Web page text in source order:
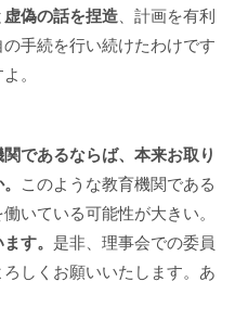
虚偽の話を捏造 、計画を有利
手続を行い続けたわけです
。
であるならば、本来お取り
このような教育機関である
いている可能性が大きい。
す。 是非、理事会での委員
しくお願いいたします。あ